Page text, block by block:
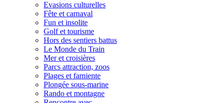
Evasions culturelles
Fête et carnaval
Fun et insolite
Golf et tourisme
Hors des sentiers battus
Le Monde du Train
Mer et croisières
Parcs attraction, zoos
Plages et farniente
Plongée sous-marine
Rando et montagne